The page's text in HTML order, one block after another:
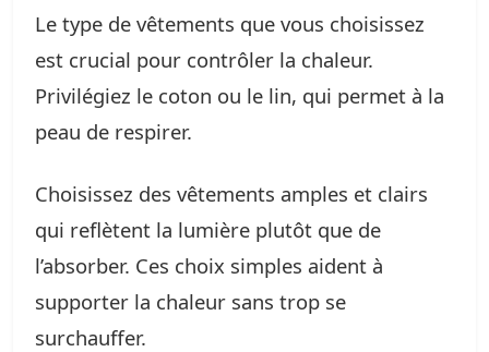
Le type de vêtements que vous choisissez
est crucial pour contrôler la chaleur.
Privilégiez le coton ou le lin, qui permet à la
peau de respirer.
Choisissez des vêtements amples et clairs
qui reflètent la lumière plutôt que de
l’absorber. Ces choix simples aident à
supporter la chaleur sans trop se
surchauffer.